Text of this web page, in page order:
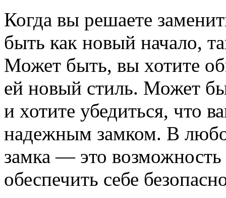
Когда вы решаете
быть как новый начало,
Может быть, вы хотите
ей новый стиль. Может
и хотите убедиться, что
надежным замком. В
замка — это возможность
обеспечить себе